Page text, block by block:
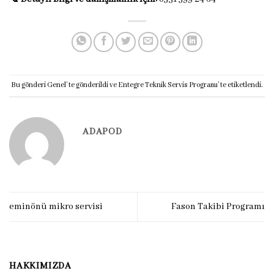
Bu gönderi Genel’ te gönderildi ve Entegre Teknik Servis Programı’ te etiketlendi.
ADAPOD
eminönü mikro servisi Fason Takibi Programı
HAKKIMIZDA